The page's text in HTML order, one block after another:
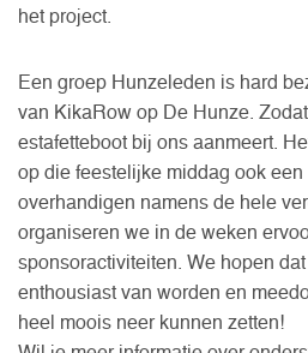
het project.
Een groep Hunzeleden is hard
van KikaRow op De Hunze.
estafetteboot bij ons aanmeert.
op die feestelijke middag ook
overhandigen namens de hele
organiseren we in de weken
sponsoractiviteiten. We hopen
enthousiast van worden en
heel moois neer kunnen zetten!